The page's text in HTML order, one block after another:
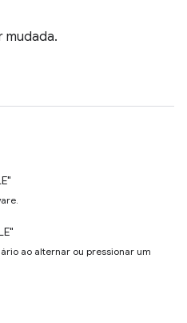
mudada.
ao alternar ou pressionar um